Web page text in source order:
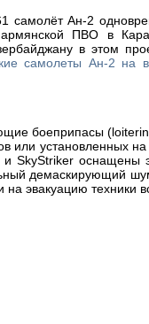
Ан-2
ПВО в
в этом
самолеты Ан-2 на
боеприпасы
или установленных
SkyStriker оснащены
демаскирующий
эвакуацию техники